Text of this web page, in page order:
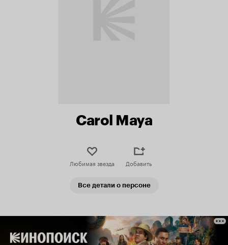
Carol Maya
Любимая звезда Добавить
Все детали о персоне